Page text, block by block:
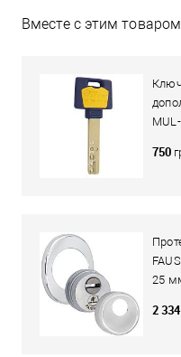
Вместе с этим
Ключ
750
25
2 334